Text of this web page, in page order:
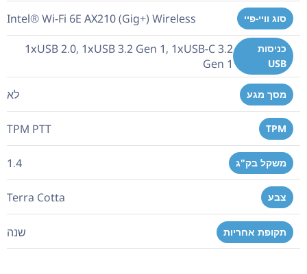
סוג וויי-פיי Intel® Wi-Fi 6E AX210 (Gig+) Wireless
כניסות
USB
1xUSB 2.0, 1xUSB 3.2 Gen 1, 1xUSB-C 3.2
Gen 1
מסך מגע לא
TPM
TPM PTT
משקל בק"ג 1.4
צבע Terra Cotta
תקופת אחריות שנה